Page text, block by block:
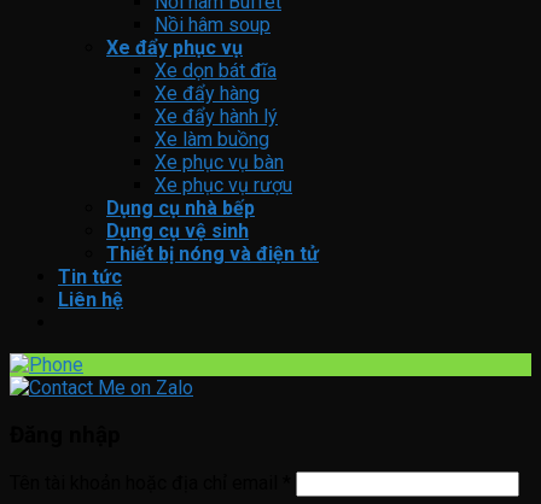
Nồi hâm soup
Xe đẩy phục vụ
Xe dọn bát đĩa
Xe đẩy hàng
Xe đẩy hành lý
Xe làm buồng
Xe phục vụ bàn
Xe phục vụ rượu
Dụng cụ nhà bếp
Dụng cụ vệ sinh
Thiết bị nóng và điện tử
Tin tức
Liên hệ